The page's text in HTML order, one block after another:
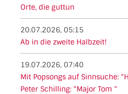
Orte, die guttun
20.07.2026, 05:15
Ab in die zweite Halbzeit!
19.07.2026, 07:40
Mit Popsongs auf Sinnsuche:
Peter Schilling: "Major Tom "